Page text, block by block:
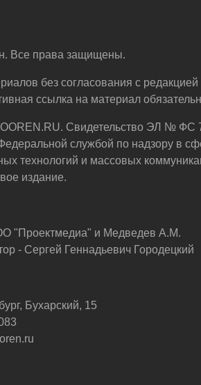
Все права защищены.
без согласования с
ссылка на материал
Свидетельство ЭЛ № ФС
службой по надзору в
технологий и массовых
издание.
"Проектмедиа" и Медведев А.М.
- Сергей Геннадьевич Городецкий
Бухарский, 15